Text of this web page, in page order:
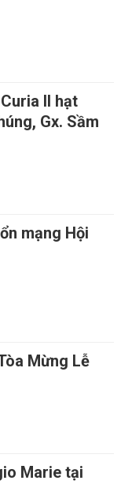
II hạt
Gx. Sầm
mạng Hội
Mừng Lễ
Marie tại